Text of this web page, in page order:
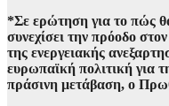
*Σε ερώτηση για το πώς
συνεχίσει την πρόοδο
της ενεργειακής
ευρωπαϊκή πολιτική για
πράσινη μετάβαση, ο